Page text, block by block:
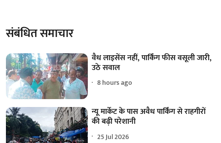
संबंधित समाचार
वैध लाइसेंस नहीं, पार्किंग फीस वसूली जारी,
उठे सवाल
8 hours ago
न्यू मार्केट के पास अवैध पार्किंग से राहगीरों
की बढ़ी परेशानी
25 Jul 2026